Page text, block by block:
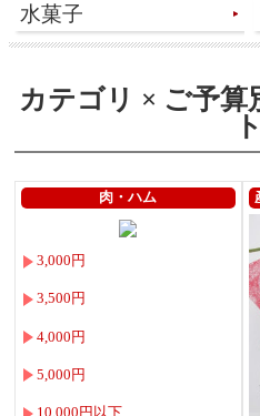
水菓子
カテゴリ × ご予算
ト
肉・ハム
3,000円
3,500円
4,000円
5,000円
10,000円以下